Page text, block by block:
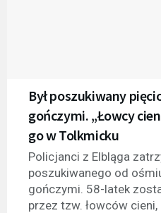
Był poszukiwany
gończymi. „Łowcy
go w Tolkmicku
Policjanci z Elbląga
poszukiwanego od
gończymi. 58-latek
przez tzw. łowców